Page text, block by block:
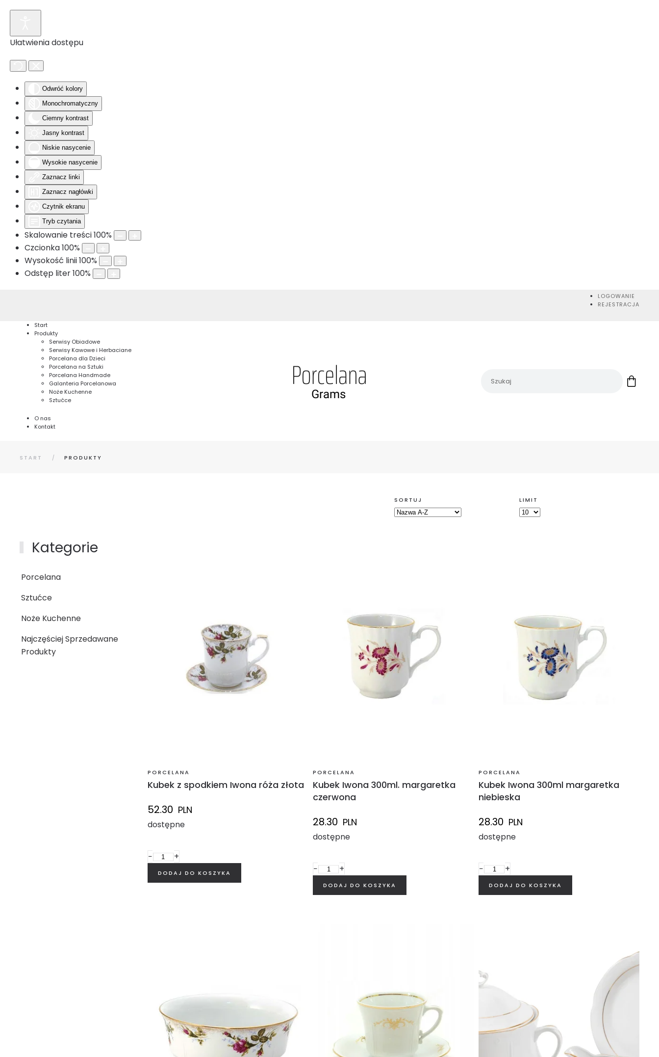
Ułatwienia dostępu
Odwróć kolory
Monochromatyczny
Ciemny kontrast
Jasny kontrast
Niskie nasycenie
Wysokie nasycenie
Zaznacz linki
Zaznacz nagłówki
Czytnik ekranu
Tryb czytania
Skalowanie treści100%
Czcionka100%
Wysokość linii100%
Odstęp liter100%
LOGOWANIE
REJESTRACJA
Start
Produkty
Serwisy Obiadowe
Serwisy Kawowe i Herbaciane
Porcelana dla Dzieci
Porcelana na Sztuki
Porcelana Handmade
Galanteria Porcelanowa
Noże Kuchenne
Sztućce
O nas
Kontakt
START PRODUKTY
SORTUJ LIMIT
Kategorie
Porcelana
Sztućce
Noże Kuchenne
Najczęściej Sprzedawane
Produkty
PORCELANA
Kubek z spodkiem Iwona róża złota
52.30 PLN
dostępne
− +
PORCELANA
Kubek Iwona 300ml. margaretka
czerwona
28.30 PLN
dostępne
− +
PORCELANA
Kubek Iwona 300ml margaretka
niebieska
28.30 PLN
dostępne
− +